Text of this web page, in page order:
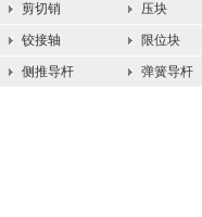
剪切销 压块
铰接轴 限位块
侧推导杆 弹簧导杆